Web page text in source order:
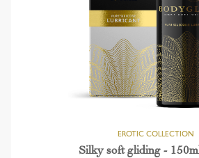
Silky soft gliding -